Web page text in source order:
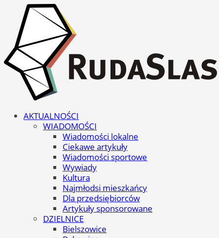
AKTUALNOŚCI
WIADOMOŚCI
Wiadomości lokalne
Ciekawe artykuły
Wiadomości sportowe
Wywiady
Kultura
Najmłodsi mieszkańcy
Dla przedsiębiorców
Artykuły sponsorowane
DZIELNICE
Bielszowice